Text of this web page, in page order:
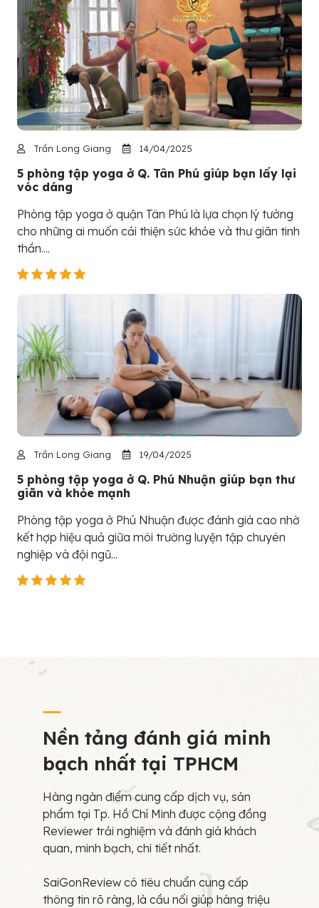
Trần Long Giang 14/04/2025
5 phòng tập yoga ở Q. Tân Phú giúp bạn lấy lại
vóc dáng
Phòng tập yoga ở quận Tân Phú là lựa chọn lý tưởng
cho những ai muốn cải thiện sức khỏe và thư giãn tinh
thần....
Trần Long Giang 19/04/2025
5 phòng tập yoga ở Q. Phú Nhuận giúp bạn thư
giãn và khỏe mạnh
Phòng tập yoga ở Phú Nhuận được đánh giá cao nhờ
kết hợp hiệu quả giữa môi trường luyện tập chuyên
nghiệp và đội ngũ...
Nền tảng đánh giá minh
bạch nhất tại TPHCM
Hàng ngàn điểm cung cấp dịch vụ, sản
phẩm tại Tp. Hồ Chí Minh được cộng đồng
Reviewer trải nghiệm và đánh giá khách
quan, minh bạch, chi tiết nhất.
SaiGonReview có tiêu chuẩn cung cấp
thông tin rõ ràng, là cầu nối giúp hàng triệu